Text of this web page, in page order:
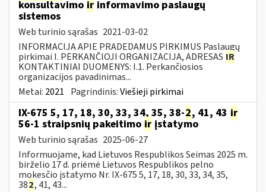
konsultavimo ir informavimo paslaugų
sistemos
Web turinio sąrašas 2021-03-02
INFORMACIJA APIE PRADEDAMUS PIRKIMUS Paslaugų
pirkimai I. PERKANČIOJI ORGANIZACIJA, ADRESAS IR
KONTAKTINIAI DUOMENYS: I.1. Perkančiosios
organizacijos pavadinimas...
Metai: 2021 Pagrindinis:Viešieji pirkimai
IX-675 5, 17, 18, 30, 33, 34, 35, 38-2, 41, 43 ir
56-1 straipsnių pakeitimo ir įstatymo
Web turinio sąrašas 2025-06-27
Informuojame, kad Lietuvos Respublikos Seimas 2025 m.
birželio 17 d. priėmė Lietuvos Respublikos pelno
mokesčio įstatymo Nr. IX-675 5, 17, 18, 30, 33, 34, 35,
382, 41, 43...